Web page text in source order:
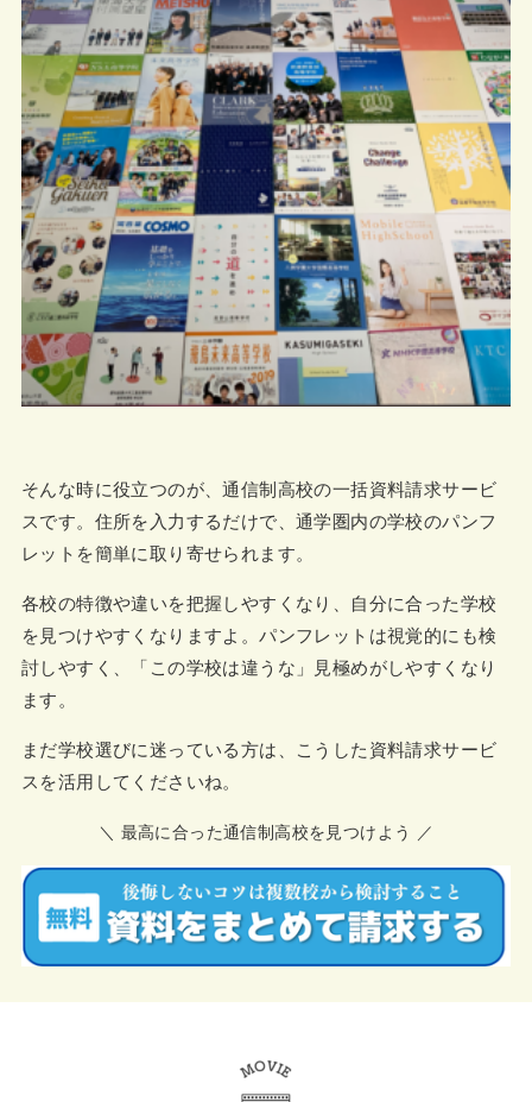
そんな時に役立つのが、通信制高校の一括資料請求サービ
スです。住所を入力するだけで、通学圏内の学校のパンフ
レットを簡単に取り寄せられます。
各校の特徴や違いを把握しやすくなり、自分に合った学校
を見つけやすくなりますよ。パンフレットは視覚的にも検
討しやすく、「この学校は違うな」見極めがしやすくなり
ます。
まだ学校選びに迷っている方は、こうした資料請求サービ
スを活用してくださいね。
＼ 最高に合った通信制高校を見つけよう ／